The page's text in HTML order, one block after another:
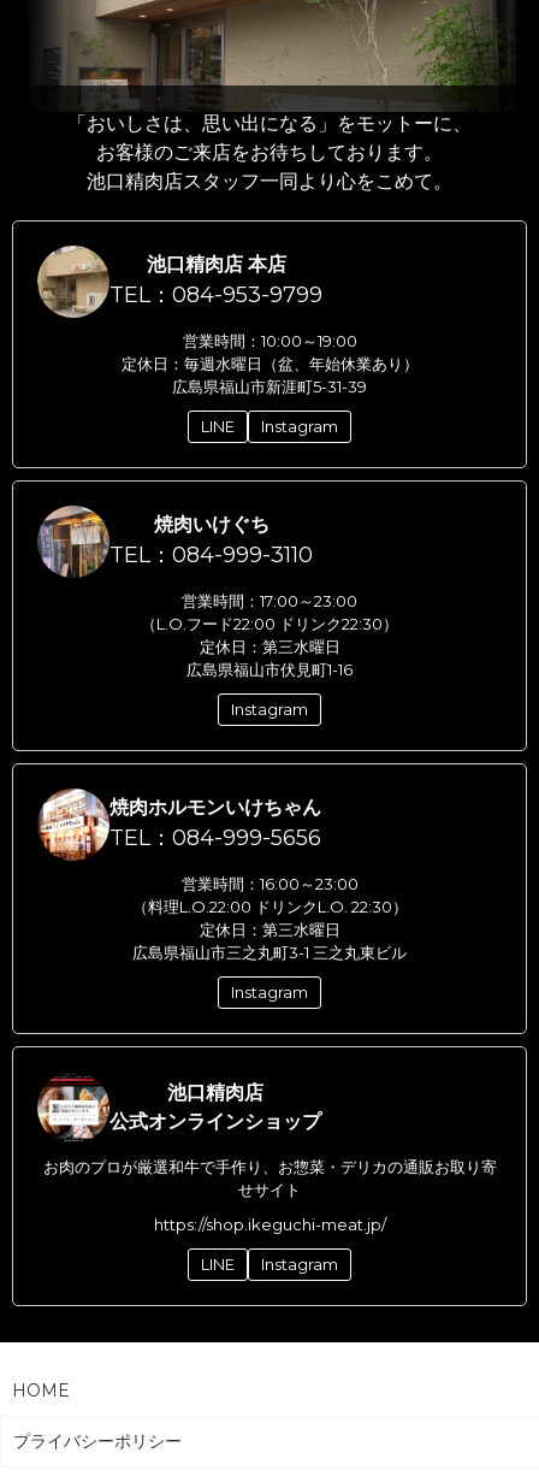
「おいしさは、思い出になる」をモットーに、
お客様のご来店をお待ちしております。
池口精肉店スタッフ一同より心をこめて。
池口精肉店 本店
TEL：084-953-9799
営業時間：10:00～19:00
定休日：毎週水曜日（盆、年始休業あり）
広島県福山市新涯町5-31-39
LINE Instagram
焼肉いけぐち
TEL：084-999-3110
営業時間：17:00～23:00
（L.O.フード22:00 ドリンク22:30）
定休日：第三水曜日
広島県福山市伏見町1-16
Instagram
焼肉ホルモンいけちゃん
TEL：084-999-5656
営業時間：16:00～23:00
（料理L.O.22:00 ドリンクL.O. 22:30）
定休日：第三水曜日
広島県福山市三之丸町3-1 三之丸東ビル
Instagram
池口精肉店
公式オンラインショップ
お肉のプロが厳選和牛で手作り、お惣菜・デリカの通販お取り寄
せサイト
https://shop.ikeguchi-meat.jp/
LINE Instagram
HOME
プライバシーポリシー